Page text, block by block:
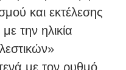
και εκτέλεσης
την ηλικία
με τον ρυθμό